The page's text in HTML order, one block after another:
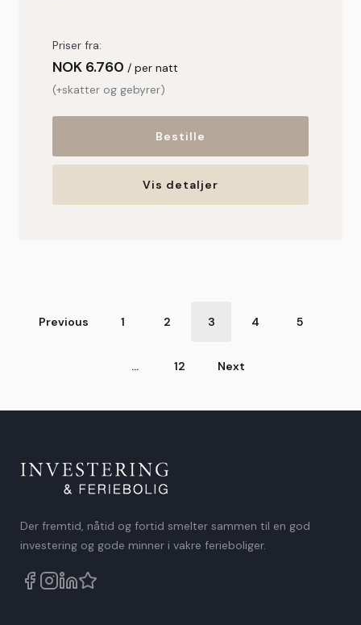
Priser fra:
NOK 6.760
per natt
(+skatter og gebyrer)
Bestille
Vis detaljer
Nummerering
fortløpende
Previous 1 2 3 4 5
… 12 Next
Der fremtid, nåtid og fortid smelter sammen til en god
investering og gode minner i vakre ferieboliger.